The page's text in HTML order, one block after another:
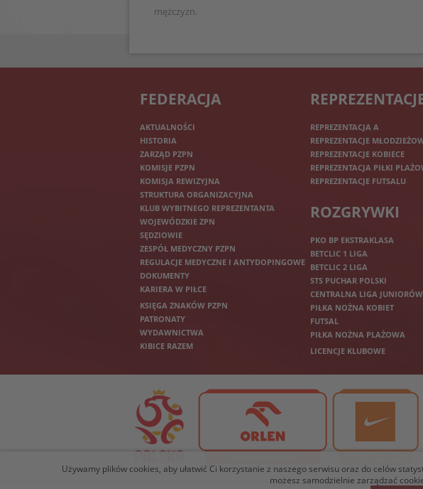
mężczyzn.
FEDERACJA
AKTUALNOŚCI
HISTORIA
ZARZĄD PZPN
KOMISJE PZPN
KOMISJA REWIZYJNA
STRUKTURA ORGANIZACYJNA
KLUB WYBITNEGO REPREZENTANTA
WOJEWÓDZKIE ZPN
SĘDZIOWIE
ZESPÓŁ MEDYCZNY PZPN
REGULACJE MEDYCZNE I ANTYDOPINGOWE
DOKUMENTY
KARIERA W PIŁCE
KSIĘGA ZNAKÓW PZPN
PATRONATY
WYDAWNICTWA
KIBICE RAZEM
REPREZENTACJA A
REPREZENTACJE
REPREZENTACJE KOBIECE
REPREZENTACJA PIŁKI
REPREZENTACJE FUTSALU
ROZGRYWKI
PKO BP EKSTRAKLASA
BETCLIC 1 LIGA
BETCLIC 2 LIGA
STS PUCHAR POLSKI
CENTRALNA LIGA JUNIORÓW
PIŁKA NOŻNA KOBIET
FUTSAL
PIŁKA NOŻNA PLAŻOWA
LICENCJE KLUBOWE
Używamy plików cookies, aby ułatwić Ci korzystanie z naszego serwisu oraz do celów
możesz samodzielnie zarządzać